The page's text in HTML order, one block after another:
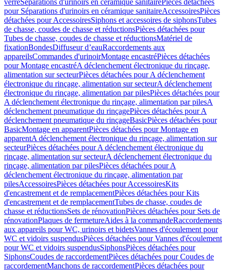
verreSéparations d'urinoirs en céramique sanitairePièces détachées
pour Séparations d'urinoirs en céramique sanitaireAccessoiresPièces
détachées pour AccessoiresSiphons et accessoires de siphonsTubes
de chasse, coudes de chasse et réductionsPièces détachées pour
Tubes de chasse, coudes de chasse et réductionsMatériel de
fixationBondesDiffuseur d’eauRaccordements aux
appareilsCommandes d'urinoirMontage encastréPièces détachées
pour Montage encastréA déclenchement électronique du rinçage,
alimentation sur secteurPièces détachées pour A déclenchement
électronique du rinçage, alimentation sur secteurA déclenchement
électronique du rinçage, alimentation par pilesPièces détachées pour
A déclenchement électronique du rinçage, alimentation par pilesA
déclenchement pneumatique du rinçagePièces détachées pour A
déclenchement pneumatique du rinçageBasicPièces détachées pour
BasicMontage en apparentPièces détachées pour Montage en
apparentA déclenchement électronique du rinçage, alimentation sur
secteurPièces détachées pour A déclenchement électronique du
rinçage, alimentation sur secteurA déclenchement électronique du
rinçage, alimentation par pilesPièces détachées pour A
déclenchement électronique du rinçage, alimentation par
pilesAccessoiresPièces détachées pour AccessoiresKits
d'encastrement et de remplacementPièces détachées pour Kits
d'encastrement et de remplacementTubes de chasse, coudes de
chasse et réductionsSets de rénovationPièces détachées pour Sets de
rénovationPlaques de fermetureAides à la commandeRaccordements
aux appareils pour WC, urinoirs et bidetsVannes d'écoulement pour
WC et vidoirs suspendusPièces détachées pour Vannes d'écoulement
pour WC et vidoirs suspendusSiphonsPièces détachées pour
SiphonsCoudes de raccordementPièces détachées pour Coudes de
raccordementManchons de raccordementPièces détachées pour